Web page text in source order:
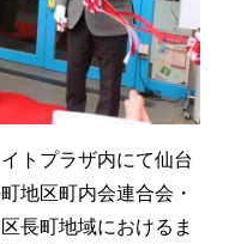
トプラザ内にて仙台
地区町内会連合会・
長町地域におけるま